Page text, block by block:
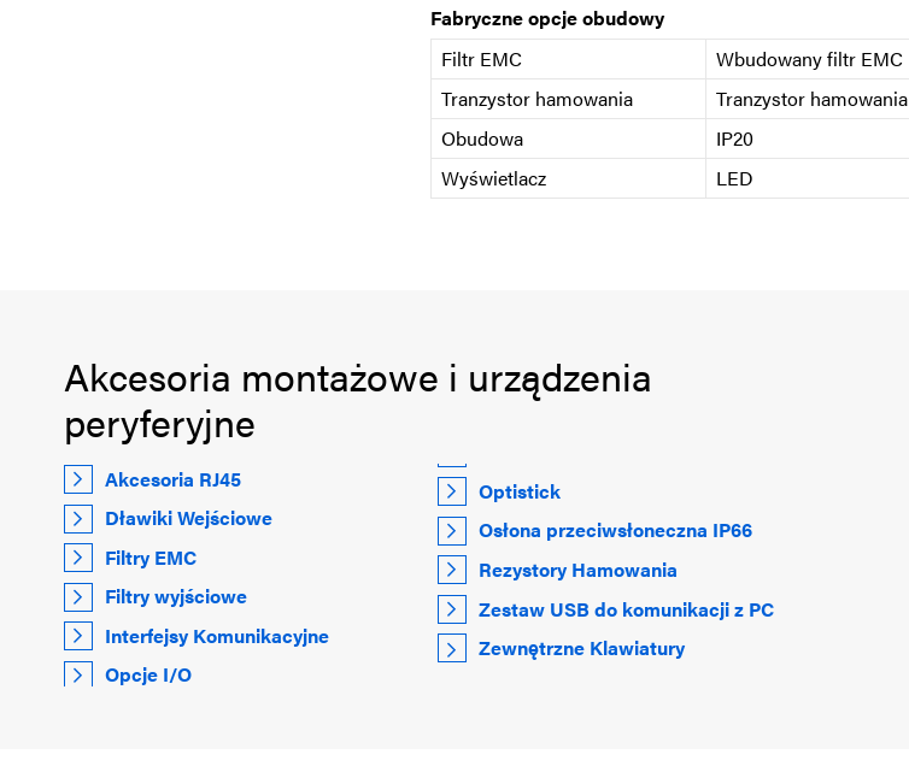
Fabryczne opcje obudowy
Filtr EMC
Wbudowany filtr EMC
Tranzystor hamowania
Tranzystor hamowania
Obudowa
IP20
Wyświetlacz
LED
Akcesoria montażowe i urządzenia
peryferyjne
Akcesoria RJ45
Dławiki Wejściowe
Filtry EMC
Filtry wyjściowe
Interfejsy Komunikacyjne
Opcje I/O
Optistick
Osłona przeciwsłoneczna IP66
Rezystory Hamowania
Zestaw USB do komunikacji z PC
Zewnętrzne Klawiatury